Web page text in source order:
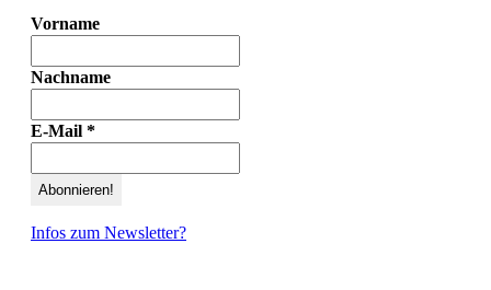
Vorname
Nachname
E-Mail *
Infos zum Newsletter?